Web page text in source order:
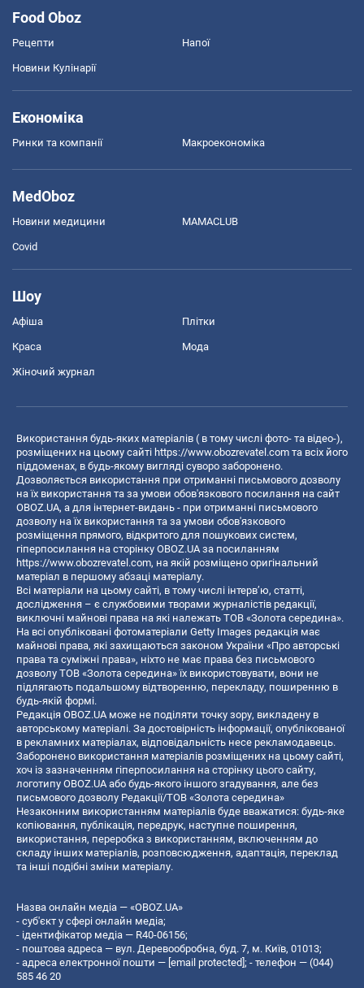
Food Oboz
Рецепти Напої
Новини Кулінарії
Економіка
Ринки та компанії Макроекономіка
MedOboz
Новини медицини MAMACLUB
Covid
Шоу
Афіша Плітки
Краса Мода
Жіночий журнал
Використання будь-яких матеріалів ( в тому числі фото- та відео-),
розміщених на цьому сайті https://www.obozrevatel.com та всіх його
піддоменах, в будь-якому вигляді суворо заборонено.
Дозволяється використання при отриманні письмового дозволу
на їх використання та за умови обов'язкового посилання на сайт
OBOZ.UA, а для інтернет-видань - при отриманні письмового
дозволу на їх використання та за умови обов'язкового
розміщення прямого, відкритого для пошукових систем,
гіперпосилання на сторінку OBOZ.UA за посиланням
https://www.obozrevatel.com, на якій розміщено оригінальний
матеріал в першому абзаці матеріалу.
Всі матеріали на цьому сайті, в тому числі інтерв’ю, статті,
дослідження – є службовими творами журналістів редакції,
виключні майнові права на які належать ТОВ «Золота середина».
На всі опубліковані фотоматеріали Getty Images редакція має
майнові права, які захищаються законом України «Про авторські
права та суміжні права», ніхто не має права без письмового
дозволу ТОВ «Золота середина» їх використовувати, вони не
підлягають подальшому відтворенню, перекладу, поширенню в
будь-якій формі.
Редакція OBOZ.UA може не поділяти точку зору, викладену в
авторському матеріалі. За достовірність інформації, опублікованої
в рекламних матеріалах, відповідальність несе рекламодавець.
Заборонено використання матеріалів розміщених на цьому сайті,
хоч із зазначенням гіперпосилання на сторінку цього сайту,
логотипу OBOZ.UA або будь-якого іншого згадування, але без
письмового дозволу Редакції/ТОВ «Золота середина»
Незаконним використанням матеріалів буде вважатися: будь-яке
копiювання, публiкацiя, передрук, наступне поширення,
використання, переробка з використанням, включенням до
складу інших матеріалів, розповсюдження, адаптація, переклад
та інші подібні зміни матеріалу.
Назва онлайн медіа — «OBOZ.UA»
- суб'єкт у сфері онлайн медіа;
- ідентифікатор медіа — R40-06156;
- поштова адреса — вул. Деревообробна, буд. 7, м. Київ, 01013;
- адреса електронної пошти — [email protected] ; - телефон — (044)
585 46 20